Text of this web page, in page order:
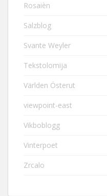
Rosaièn
Salzblog
Svante Weyler
Tekstolomija
Världen Österut
viewpoint-east
Vikboblogg
Vinterpoet
Zrcalo